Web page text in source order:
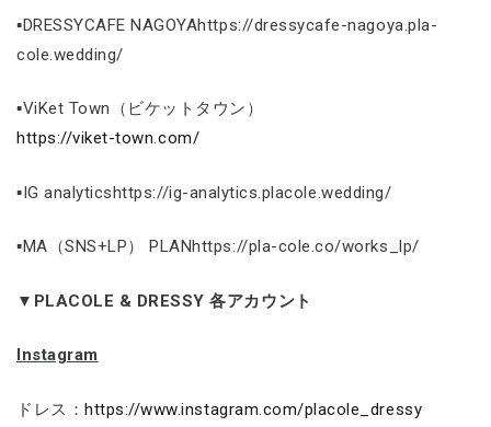
▪DRESSYCAFE NAGOYAhttps://dressycafe-nagoya.pla-
cole.wedding/
▪ViKet Town（ビケットタウン）
https://viket-town.com/
▪IG analyticshttps://ig-analytics.placole.wedding/
▪MA（SNS+LP） PLANhttps://pla-cole.co/works_lp/
▼PLACOLE & DRESSY 各アカウント
Instagram
ドレス：https://www.instagram.com/placole_dressy